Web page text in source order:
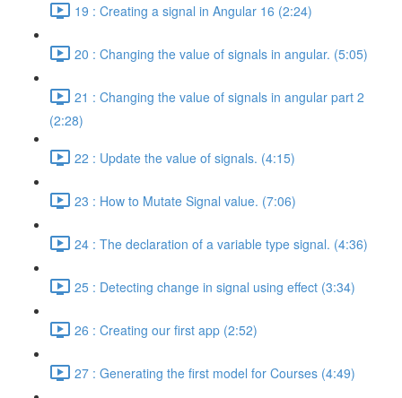
19 : Creating a signal in Angular 16 (2:24)
20 : Changing the value of signals in angular. (5:05)
21 : Changing the value of signals in angular part 2
(2:28)
22 : Update the value of signals. (4:15)
23 : How to Mutate Signal value. (7:06)
24 : The declaration of a variable type signal. (4:36)
25 : Detecting change in signal using effect (3:34)
26 : Creating our first app (2:52)
27 : Generating the first model for Courses (4:49)